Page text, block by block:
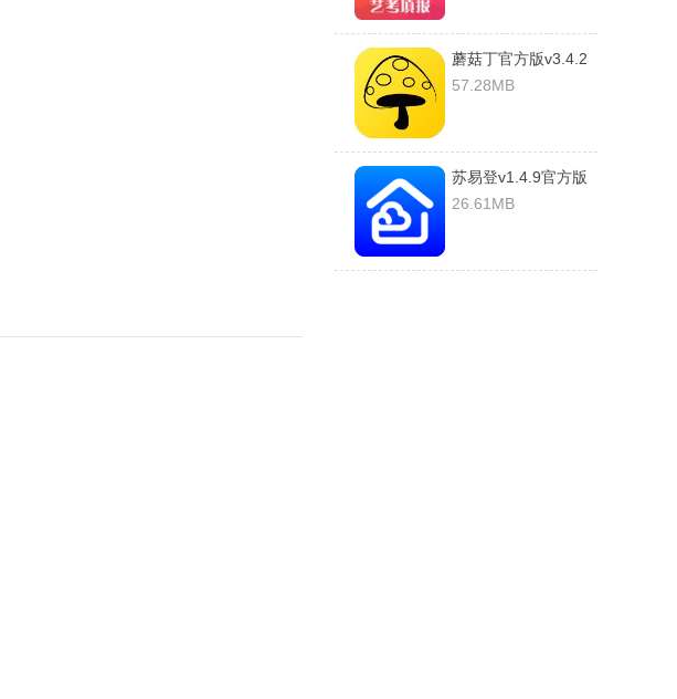
蘑菇丁官方版v3.4.2
安卓版
57.28MB
苏易登v1.4.9官方版
26.61MB